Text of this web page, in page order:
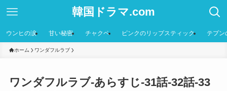
韓国ドラマ.com
ウンヒの涙 甘い秘密 チャクペ ピンクのリップスティック テプン
ホーム ワンダフルラブ
ワンダフルラブ-あらすじ-31話-32話-33